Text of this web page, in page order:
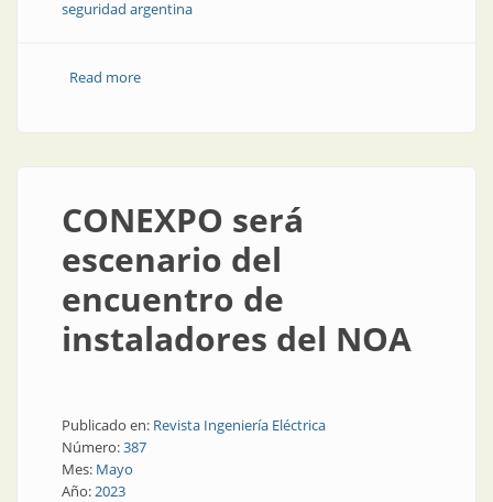
seguridad argentina
Read moreabout Requisitos esenciales de seguridad eléctrica
CONEXPO será
escenario del
encuentro de
instaladores del NOA
Publicado en: Revista Ingeniería Eléctrica
Número:387
Mes: Mayo
Año:2023